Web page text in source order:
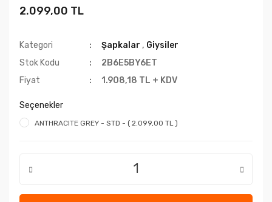
2.099,00 TL
Kategori Şapkalar , Giysiler
Stok Kodu
2B6E5BY6ET
Fiyat
1.908,18 TL + KDV
Seçenekler
ANTHRACITE GREY - STD - ( 2.099,00 TL )